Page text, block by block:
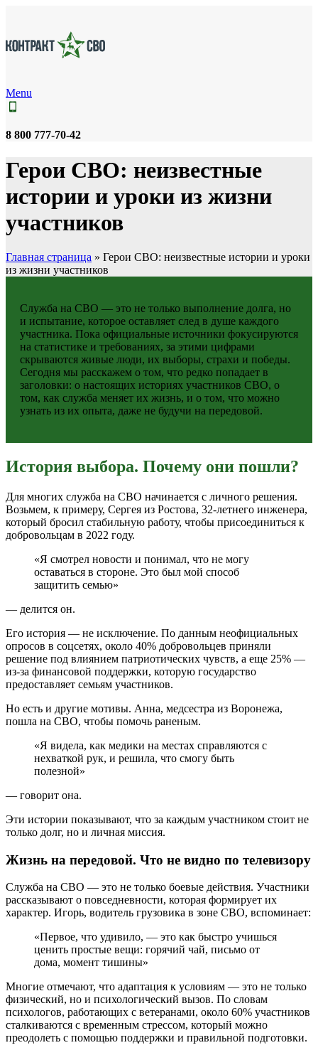
Menu
8 800 777-70-42
Герои СВО: неизвестные
истории и уроки из жизни
участников
Главная страница » Герои СВО: неизвестные истории и уроки
из жизни участников
Служба на СВО — это не только выполнение долга, но
и испытание, которое оставляет след в душе каждого
участника. Пока официальные источники фокусируются
на статистике и требованиях, за этими цифрами
скрываются живые люди, их выборы, страхи и победы.
Сегодня мы расскажем о том, что редко попадает в
заголовки: о настоящих историях участников СВО, о
том, как служба меняет их жизнь, и о том, что можно
узнать из их опыта, даже не будучи на передовой.
История выбора. Почему они пошли?
Для многих служба на СВО начинается с личного решения.
Возьмем, к примеру, Сергея из Ростова, 32-летнего инженера,
который бросил стабильную работу, чтобы присоединиться к
добровольцам в 2022 году.
«Я смотрел новости и понимал, что не могу
оставаться в стороне. Это был мой способ
защитить семью»
— делится он.
Его история — не исключение. По данным неофициальных
опросов в соцсетях, около 40% добровольцев приняли
решение под влиянием патриотических чувств, а еще 25% —
из-за финансовой поддержки, которую государство
предоставляет семьям участников.
Но есть и другие мотивы. Анна, медсестра из Воронежа,
пошла на СВО, чтобы помочь раненым.
«Я видела, как медики на местах справляются с
нехваткой рук, и решила, что смогу быть
полезной»
— говорит она.
Эти истории показывают, что за каждым участником стоит не
только долг, но и личная миссия.
Жизнь на передовой. Что не видно по телевизору
Служба на СВО — это не только боевые действия. Участники
рассказывают о повседневности, которая формирует их
характер. Игорь, водитель грузовика в зоне СВО, вспоминает:
«Первое, что удивило, — это как быстро учишься
ценить простые вещи: горячий чай, письмо от
дома, момент тишины»
Многие отмечают, что адаптация к условиям — это не только
физический, но и психологический вызов. По словам
психологов, работающих с ветеранами, около 60% участников
сталкиваются с временным стрессом, который можно
преодолеть с помощью поддержки и правильной подготовки.